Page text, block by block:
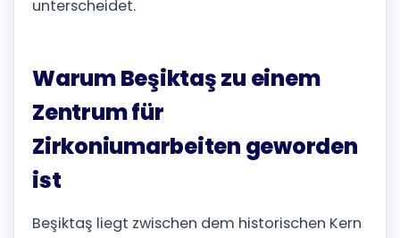
unterscheidet.
Warum Beşiktaş zu einem
Zentrum für
Zirkoniumarbeiten geworden
ist
Beşiktaş liegt zwischen dem historischen Kern